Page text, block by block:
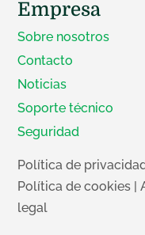
Empresa
Sobre nosotros
Contacto
Noticias
Soporte técnico
Seguridad
Política de
Política de cookies |
legal